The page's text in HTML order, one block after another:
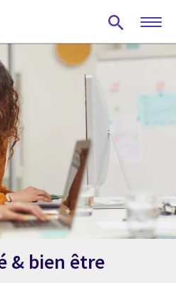
& bien être